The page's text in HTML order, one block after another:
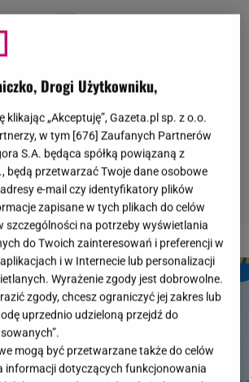
Drogi Użytkowniku,
klikając „Akceptuję”, Gazeta.pl sp. z o.o.
w tym [676] Zaufanych Partnerów
S.A. będąca spółką powiązaną z
będą przetwarzać Twoje dane osobowe
e-mail czy identyfikatory plików
zapisane w tych plikach do celów
szczególności na potrzeby wyświetlania
do Twoich zainteresowań i preferencji w
i w Internecie lub personalizacji
Wyrażenie zgody jest dobrowolne.
zgody, chcesz ograniczyć jej zakres lub
uprzednio udzieloną przejdź do
mogą być przetwarzane także do celów
informacji dotyczących funkcjonowania